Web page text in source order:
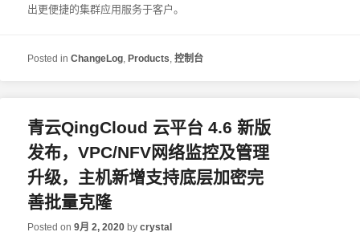
出更便捷的集群应用服务于客户。
Posted in ChangeLog ,Products ,控制台
青云QingCloud 云平台 4.6 新版
发布，VPC/NFV网络监控及管理
升级，主机新增支持底层加密完
善批量克隆
Posted on9月 2, 2020 bycrystal